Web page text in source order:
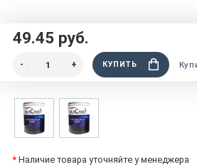
49.45 руб.
КУПИТЬ
* Наличие товара уточняйте у менеджера